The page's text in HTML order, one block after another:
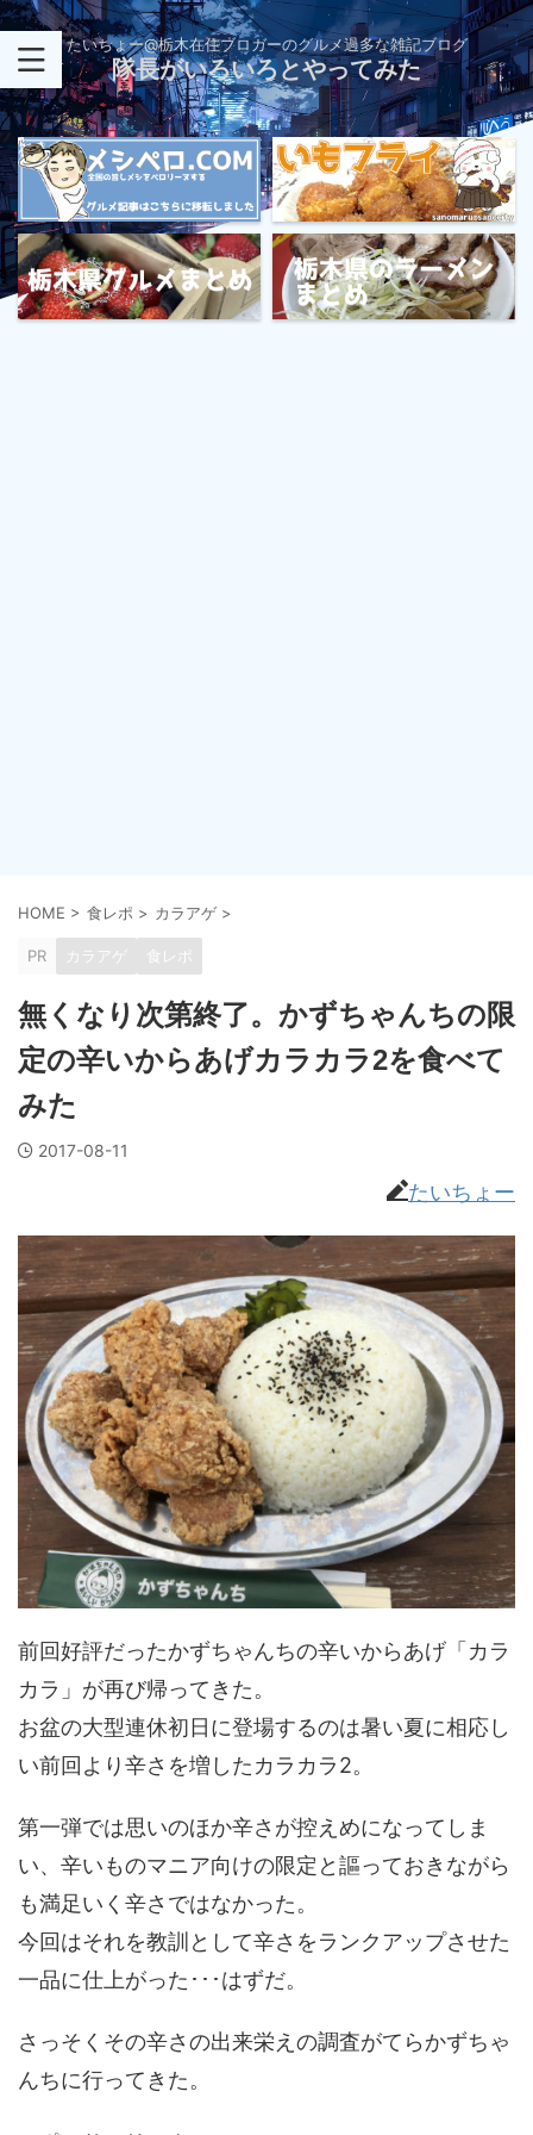
たいちょー@栃木在住ブロガーのグルメ過多な雑記ブログ
隊長がいろいろとやってみた
HOME > 食レポ > カラアゲ >
PR カラアゲ 食レポ
無くなり次第終了。かずちゃんちの限
定の辛いからあげカラカラ2を食べて
みた
2017-08-11
たいちょー
前回好評だったかずちゃんちの辛いからあげ「カラ
カラ」が再び帰ってきた。
お盆の大型連休初日に登場するのは暑い夏に相応し
い前回より辛さを増したカラカラ2。
第一弾では思いのほか辛さが控えめになってしま
い、辛いものマニア向けの限定と謳っておきながら
も満足いく辛さではなかった。
今回はそれを教訓として辛さをランクアップさせた
一品に仕上がった･･･はずだ。
さっそくその辛さの出来栄えの調査がてらかずちゃ
んちに行ってきた。